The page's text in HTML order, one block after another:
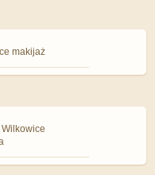
makijaż